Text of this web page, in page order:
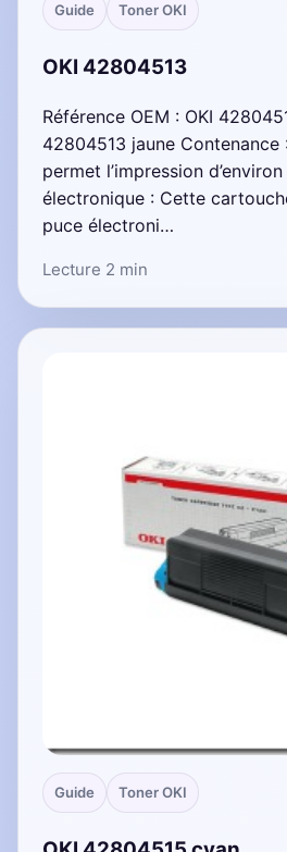
Guide Toner OKI
OKI 42804513
Référence OEM : OKI
42804513 jaune
permet l’impression
électronique : Cette
puce électroni…
Lecture 2 min
Guide Toner OKI